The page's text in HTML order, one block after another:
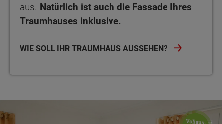
aus. Natürlich ist auch die Fassade Ihres
Traumhauses inklusive.
WIE SOLL IHR TRAUMHAUS AUSSEHEN?